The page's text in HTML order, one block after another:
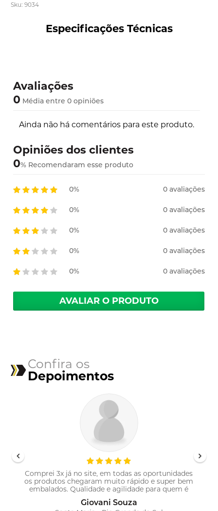
Sku: 9034
Especificações Técnicas
Avaliações
0 Média entre 0 opiniões
Ainda não há comentários para este produto.
Opiniões dos clientes
0% Recomendaram esse produto
0% 0 avaliações
0% 0 avaliações
0% 0 avaliações
0% 0 avaliações
0% 0 avaliações
AVALIAR O PRODUTO
Confira os
Depoimentos
Comprei 3x já no site, em todas as oportunidades
os produtos chegaram muito rápido e super bem
embalados. Qualidade e agilidade para quem é
Giovani Souza